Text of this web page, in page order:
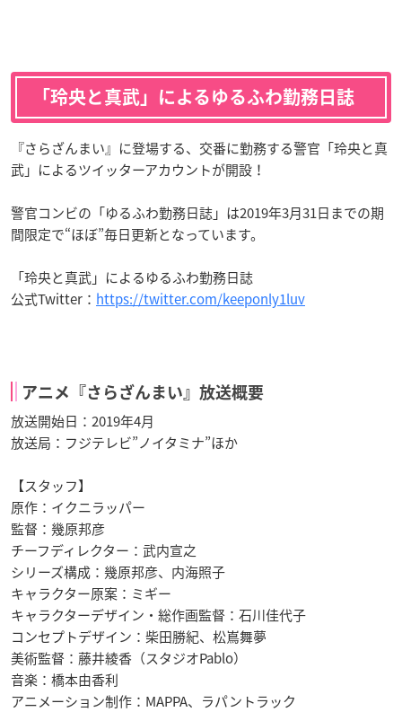
「玲央と真武」によるゆるふわ勤務日誌
『さらざんまい』に登場する、交番に勤務する警官「玲央と真
武」によるツイッターアカウントが開設！
警官コンビの「ゆるふわ勤務日誌」は2019年3月31日までの期
間限定で“ほぼ”毎日更新となっています。
「玲央と真武」によるゆるふわ勤務日誌
公式Twitter： https://twitter.com/keeponly1luv
アニメ『さらざんまい』放送概要
放送開始日：2019年4月
放送局：フジテレビ”ノイタミナ”ほか
【スタッフ】
原作：イクニラッパー
監督：幾原邦彦
チーフディレクター：武内宣之
シリーズ構成：幾原邦彦、内海照子
キャラクター原案：ミギー
キャラクターデザイン・総作画監督：石川佳代子
コンセプトデザイン：柴田勝紀、松嶌舞夢
美術監督：藤井綾香（スタジオPablo）
音楽：橋本由香利
アニメーション制作：MAPPA、ラパントラック